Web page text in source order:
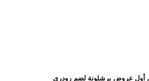
أول عروض برشلونة لضم رودري